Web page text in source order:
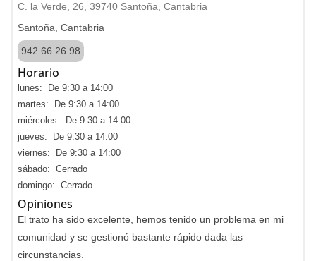
C. la Verde, 26, 39740 Santoña, Cantabria
Santoña, Cantabria
942 66 26 98
Horario
lunes: De 9:30 a 14:00
martes: De 9:30 a 14:00
miércoles: De 9:30 a 14:00
jueves: De 9:30 a 14:00
viernes: De 9:30 a 14:00
sábado: Cerrado
domingo: Cerrado
Opiniones
El trato ha sido excelente, hemos tenido un problema en mi
comunidad y se gestionó bastante rápido dada las
circunstancias.